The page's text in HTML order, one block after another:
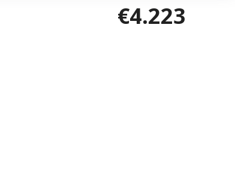
€4.223